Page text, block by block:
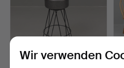
Wir verwenden